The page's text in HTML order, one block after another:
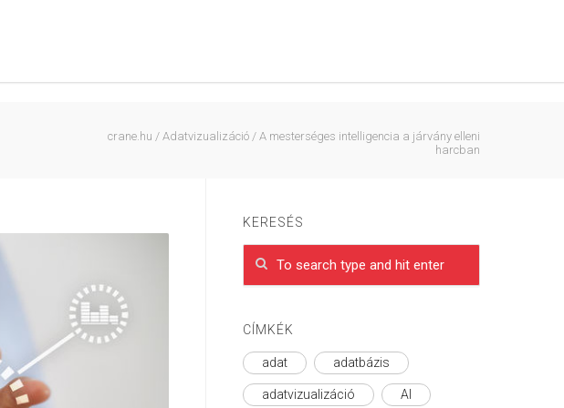
crane.hu / Adatvizualizáció / A mesterséges intelligencia a járvány elleni
harcban
KERESÉS
CÍMKÉK
adat adatbázis
adatvizualizáció AI